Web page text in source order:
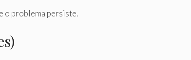
o problema persiste.